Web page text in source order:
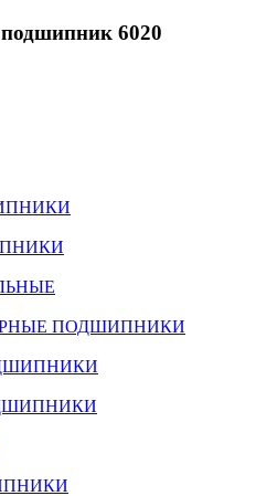
6020
ПОДШИПНИКИ